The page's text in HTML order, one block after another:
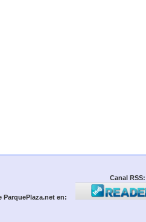
Canal RSS:
ParquePlaza.net en: